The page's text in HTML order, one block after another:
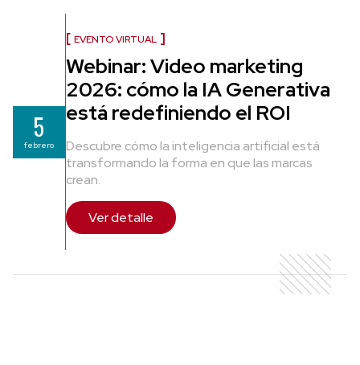
5
febrero
EVENTO VIRTUAL
Webinar: Video marketing
2026: cómo la IA Generativa
está redefiniendo el ROI
Descubre cómo la inteligencia artificial está
transformando la forma en que las marcas
crean.
Ver detalle